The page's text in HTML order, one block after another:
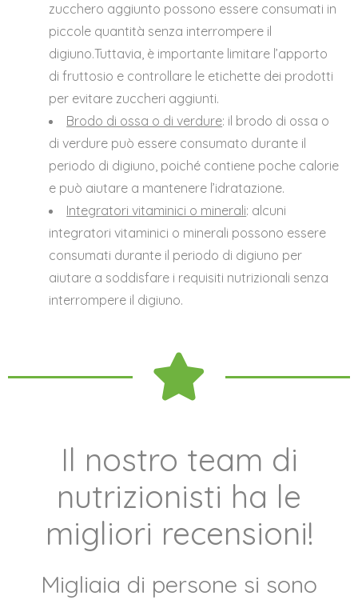
zucchero aggiunto possono essere consumati in
piccole quantità senza interrompere il
digiuno.Tuttavia, è importante limitare l’apporto
di fruttosio e controllare le etichette dei prodotti
per evitare zuccheri aggiunti.
Brodo di ossa o di verdure: il brodo di ossa o
di verdure può essere consumato durante il
periodo di digiuno, poiché contiene poche calorie
e può aiutare a mantenere l’idratazione.
Integratori vitaminici o minerali: alcuni
integratori vitaminici o minerali possono essere
consumati durante il periodo di digiuno per
aiutare a soddisfare i requisiti nutrizionali senza
interrompere il digiuno.
Il nostro team di
nutrizionisti ha le
migliori recensioni!
Migliaia di persone si sono